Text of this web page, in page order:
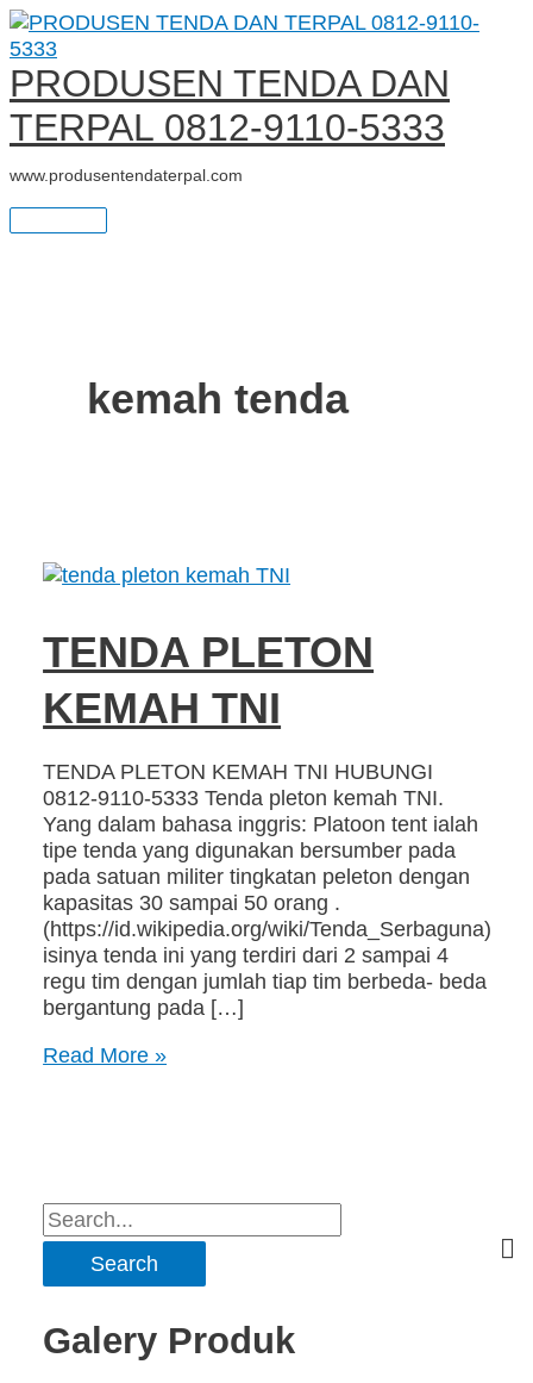
Skip
to
content
PRODUSEN TENDA DAN
TERPAL 0812-9110-5333
www.produsentendaterpal.com
Menu
kemah tenda
TENDA PLETON
KEMAH TNI
TENDA PLETON KEMAH TNI HUBUNGI
0812-9110-5333 Tenda pleton kemah TNI.
Yang dalam bahasa inggris: Platoon tent ialah
tipe tenda yang digunakan bersumber pada
pada satuan militer tingkatan peleton dengan
kapasitas 30 sampai 50 orang .
(https://id.wikipedia.org/wiki/Tenda_Serbaguna)
isinya tenda ini yang terdiri dari 2 sampai 4
regu tim dengan jumlah tiap tim berbeda- beda
bergantung pada […]
TENDA
PLETON
KEMAH
TNI
Read More »
S
e
a
r
c
h
Galery Produk